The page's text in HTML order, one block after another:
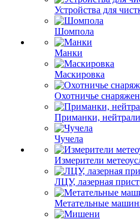
Устройства для
Шомпола
Манки
Маскировка
Охотничье
Приманки,
Чучела
Измерители
ЛЦУ, лазерная
Метательные